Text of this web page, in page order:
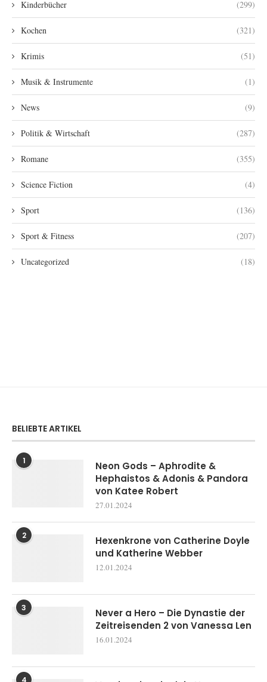
Kinderbücher (299)
Kochen (321)
Krimis (51)
Musik & Instrumente (1)
News (9)
Politik & Wirtschaft (287)
Romane (355)
Science Fiction (4)
Sport (136)
Sport & Fitness (207)
Uncategorized (18)
BELIEBTE ARTIKEL
1
Neon Gods – Aphrodite &
Hephaistos & Adonis & Pandora
von Katee Robert
27.01.2024
2
Hexenkrone von Catherine Doyle
und Katherine Webber
12.01.2024
3
Never a Hero – Die Dynastie der
Zeitreisenden 2 von Vanessa Len
16.01.2024
4